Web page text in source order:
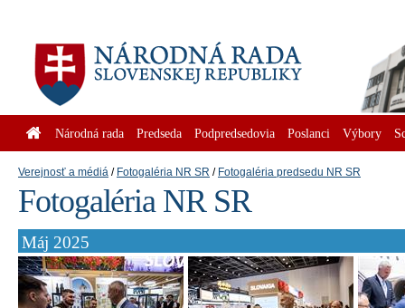
Národná rada Predseda Podpredsedovia Poslanci Výbory
Verejnosť a médiá Fotogaléria NR SR Fotogaléria predsedu NR SR
Fotogaléria NR SR
Máj 2025